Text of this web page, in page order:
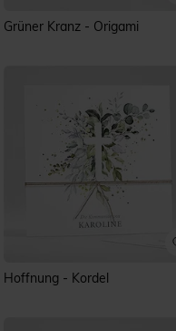
Grüner Kranz - Origami
Hoffnung - Kordel